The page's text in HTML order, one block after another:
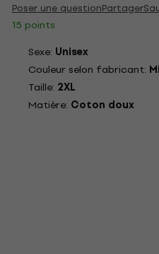
Poser une questionPartager
15 points
Sexe: Unisex
Couleur selon fabricant:
Taille: 2XL
Matière: Coton doux